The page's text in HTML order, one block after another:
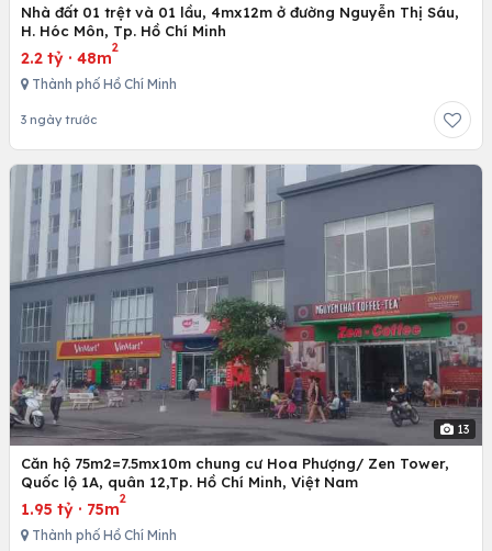
Nhà đất 01 trệt và 01 lầu, 4mx12m ở đường Nguyễn Thị Sáu,
H. Hóc Môn, Tp. Hồ Chí Minh
2.2 tỷ · 48m
2
Thành phố Hồ Chí Minh
3 ngày trước
13
Căn hộ 75m2=7.5mx10m chung cư Hoa Phượng/ Zen Tower,
Quốc lộ 1A, quân 12,Tp. Hồ Chí Minh, Việt Nam
1.95 tỷ · 75m
2
Thành phố Hồ Chí Minh